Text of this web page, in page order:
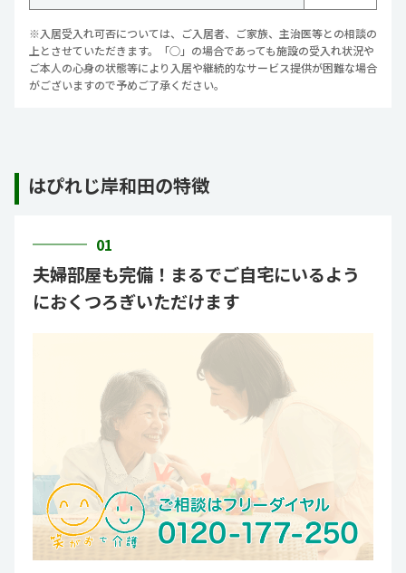
※入居受入れ可否については、ご入居者、ご家族、主治医等との相談の
上とさせていただきます。「○」の場合であっても施設の受入れ状況や
ご本人の心身の状態等により入居や継続的なサービス提供が困難な場合
がございますので予めご了承ください。
はぴれじ岸和田の特徴
01
夫婦部屋も完備！まるでご自宅にいるよう
におくつろぎいただけます